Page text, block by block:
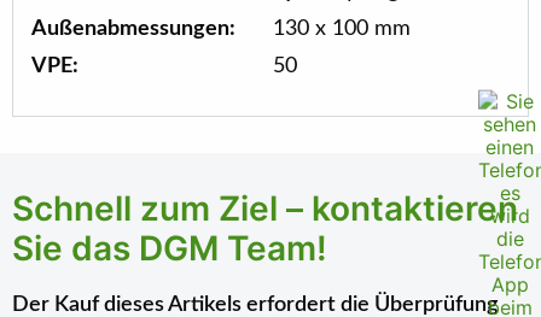
Außenabmessungen:
130 x 100 mm
VPE:
50
Schnell zum Ziel – kontaktieren
Sie das DGM Team!
Der Kauf dieses Artikels erfordert die Überprüfung